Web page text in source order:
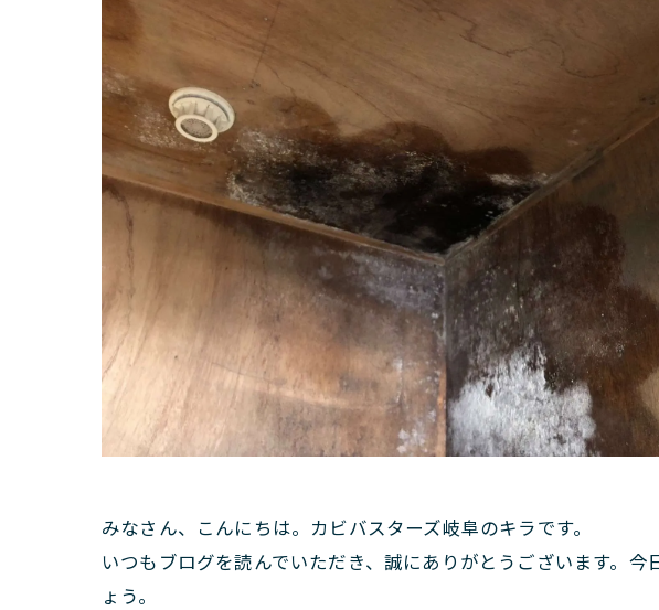
みなさん、こんにちは。カビバスターズ岐阜のキラです。
いつもブログを読んでいただき、誠にありがとうございます。
ょう。